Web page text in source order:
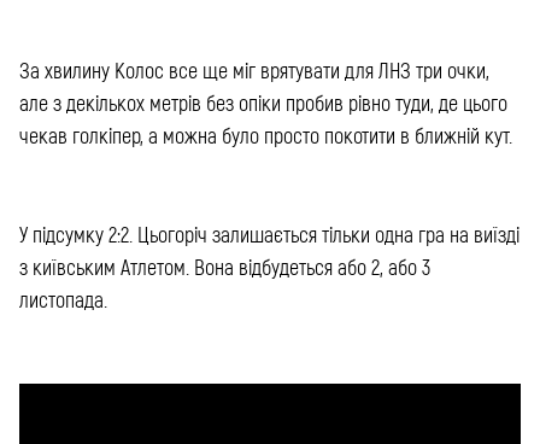
За хвилину Колос все ще міг врятувати для ЛНЗ три очки,
але з декількох метрів без опіки пробив рівно туди, де цього
чекав голкіпер, а можна було просто покотити в ближній кут.
У підсумку 2:2. Цьогоріч залишається тільки одна гра на виїзді
з київським Атлетом. Вона відбудеться або 2, або 3
листопада.